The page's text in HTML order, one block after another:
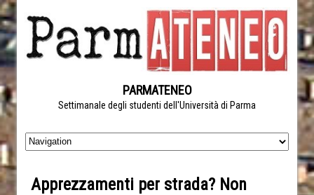
PARMATENEO
Settimanale degli studenti dell'Università di Parma
Apprezzamenti per strada? Non